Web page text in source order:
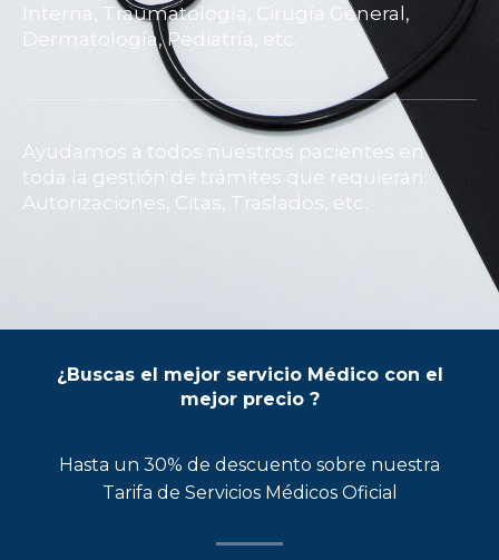
Interna, Traumatología, Cirugía General,
Dermatología, Pediatría, etc.
Ayudamos a todos nuestros pacientes en
toda la gestión de trámites que requieran:
Autorizaciones, Citas, Traslados, etc.
¿Buscas el mejor servicio Médico con el
mejor precio ?
Hasta un 30% de descuento sobre nuestra
Tarifa de Servicios Médicos Oficial